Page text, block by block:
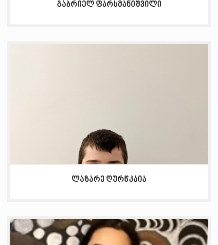
გაბრიელ ფარსმანიშვილი
ლაზარე ღურწკაია